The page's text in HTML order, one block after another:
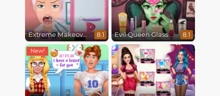
Extreme Makeover 8.1 Evil Queen Glass Skin Routine #Influencer 8.1